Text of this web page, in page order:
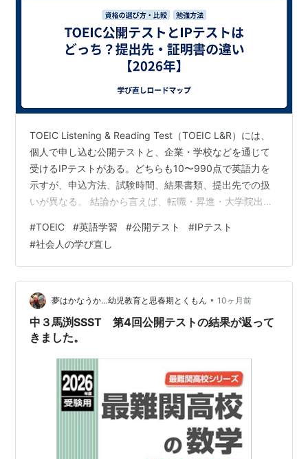
TOEIC Listening & Reading Test（TOEIC L&R）には、
個人で申し込む公開テストと、企業・学校などを通じて
受けるIPテストがある。どちらも10〜990点で英語力を
示すが、申込方法、試験時間、結果書類、提出先での扱
いが異なる。 結論から言えば、転職・昇進・大学院出願
を認めるか分からない限り、公式認定証が発行される公
開テストを選ぶのが安全だ。社内研修や学習成果の確認
が目的で、勤務先や学校がIPテストを実施しているな
ら、日程と費用の面でIPテストを使いやすい。 この記事
では、2026年6月28日時点の公式情報を基に、…
#TOEIC #英語学習 #公開テスト #IPテスト
#社会人の学び直し
夢はかなうか…幼児教育と思春期とくもん • 10ヶ月前
中３馬渕SSST 第4回公開テストの結果が返って
きました。